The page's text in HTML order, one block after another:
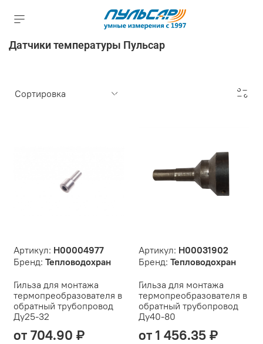
Датчики температуры Пульсар
Артикул: Н00004977
Бренд: Тепловодохран
Гильза для монтажа
термопреобразователя в
обратный трубопровод
Ду25-32
от 704.90 ₽
Артикул: Н00031902
Бренд: Тепловодохран
Гильза для монтажа
термопреобразователя в
обратный трубопровод
Ду40-80
от 1 456.35 ₽